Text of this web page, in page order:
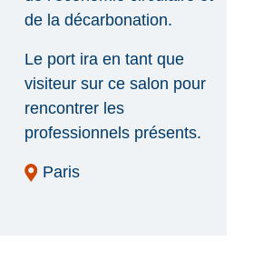
de la décarbonation.
Le port ira en tant que
visiteur sur ce salon pour
rencontrer les
professionnels présents.
Paris